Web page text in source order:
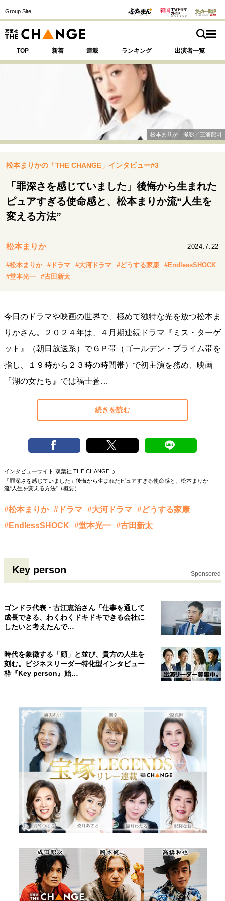
Group Site
TOP 新着 連載 ランキング 出演者一覧
注目の記事テーマで探す
運命を変えた出会い 決断の裏側
挫折からの再起
表現者の葛藤
人生が動いた日 10代の挫折と原点
セカンドキャリアの描き方
夢を掴む選択
トップが描く未来
マインドセット
10代・20代の土台
ライフスタイル・生き方
パートナーとの歩み方
親になるということ
病が教えてくれたこと
移住という選択
私を彩るエッセンス
60代のネクストステージ
70代のグランドデザイン
松本まりか 撮影／三浦龍司
松本まりかの「THE CHANGE」インタビュー#3
「罪深さを感じていました」後悔から生まれた
ピュアすぎる使命感と、松本まりか流“人生を
変える方法”
松本まりか 2024.7.22
#松本まりか #ドラマ #大河ドラマ #どうする家康
#EndlessSHOCK
#堂本光一
#古田新太
今日のドラマや映画の世界で、極めて独特な光を放つ松本ま
りかさん。２０２４年は、４月期連続ドラマ『ミス・ターゲ
ット』（朝日放送系）でＧＰ帯（ゴールデン・プライム帯を
指し、１９時から２３時の時間帯）で初主演を務め、映画
『湖の女たち』では福士蒼…
続きを読む
インタビューサイト 双葉社 THE CHANGE
「罪深さを感じていました」後悔から生まれたピュアすぎる使命感と、松本まりか
流“人生を変える方法”（概要）
#松本まりか #ドラマ #大河ドラマ
#どうする家康
#EndlessSHOCK
#堂本光一 #古田新太
Key person Sponsored
ゴンドラ代表・古江恵治さん「仕事を通して
成長できる、わくわくドキドキできる会社に
したいと考えたんで…
時代を象徴する「顔」と並び、貴方の人生を
刻む。ビジネスリーダー特化型インタビュー
枠『Key person』始…